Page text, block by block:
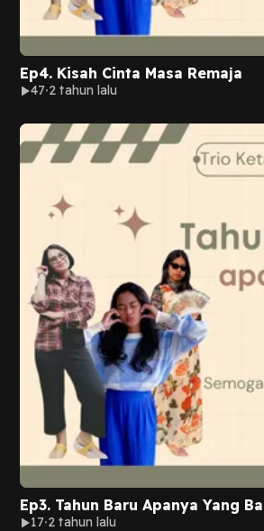
Ep4. Kisah Cinta Masa Remaja
47 2 tahun lalu
Ep3. Tahun Baru Apanya Yang
17 2 tahun lalu